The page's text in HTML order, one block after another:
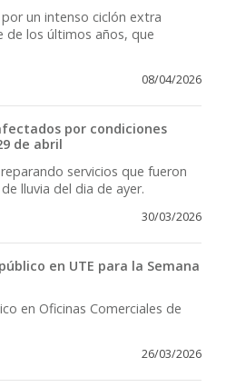
un intenso ciclón extra
los últimos años, que
08/04/2026
por condiciones
de abril
servicios que fueron
lluvia del dia de ayer.
30/03/2026
en UTE para la Semana
en Oficinas Comerciales de
26/03/2026